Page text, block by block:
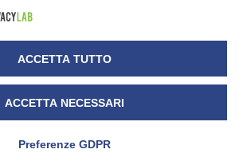
– ALBA (CN) – ITALY – Tel. +39
+39 0173/444222 – info@bitlex.it –
Cookie Policy
Cookie
ACCETTA TUTTO
ACCETTA NECESSARI
Preferenze GDPR